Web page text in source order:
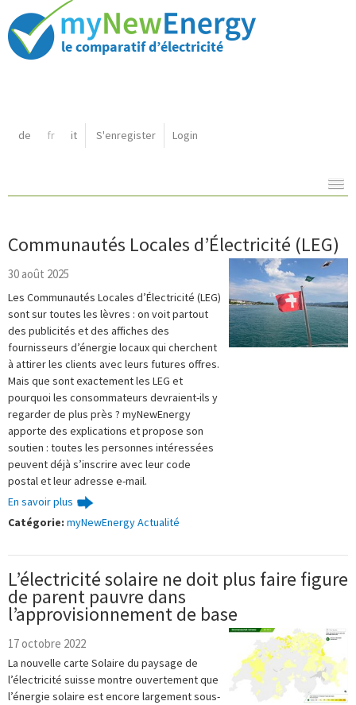
de fr it S'enregister Login
Contenu:
Communautés Locales d’Électricité (LEG)
30 août 2025
Les Communautés Locales d’Électricité (LEG)
sont sur toutes les lèvres : on voit partout
des publicités et des affiches des
fournisseurs d’énergie locaux qui cherchent
à attirer les clients avec leurs futures offres.
Mais que sont exactement les LEG et
pourquoi les consommateurs devraient-ils y
regarder de plus près ? myNewEnergy
apporte des explications et propose son
soutien : toutes les personnes intéressées
peuvent déjà s’inscrire avec leur code
postal et leur adresse e-mail.
En savoir plus
Catégorie: myNewEnergy Actualité
L’électricité solaire ne doit plus faire figure
de parent pauvre dans
l’approvisionnement de base
17 octobre 2022
La nouvelle carte Solaire du paysage de
l’électricité suisse montre ouvertement que
l’énergie solaire est encore largement sous-